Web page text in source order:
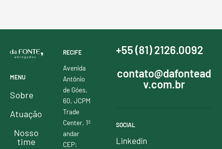
MENU
Sobre
Atuação
Nosso
time
RECIFE
Avenida
Antônio
de Góes,
60, JCPM
Trade
Center, 1º
andar
CEP:
+55 (81) 2126.0092
contato@dafontead
v.com.br
SOCIAL
Linkedin